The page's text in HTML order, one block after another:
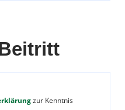
zur Kenntnis